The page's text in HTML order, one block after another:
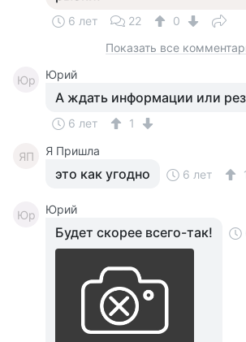
6 лет 22
0
Показать все
Юр Юрий
А ждать информации или
6 лет 1
ЯП Я Пришла
это как угодно 6 лет
Юр Юрий
Будет скорее всего-так!